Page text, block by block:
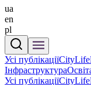
ua
en
pl
Усі публікаціїCityLife
Інфраструктура
Усі публікаціїCityLife